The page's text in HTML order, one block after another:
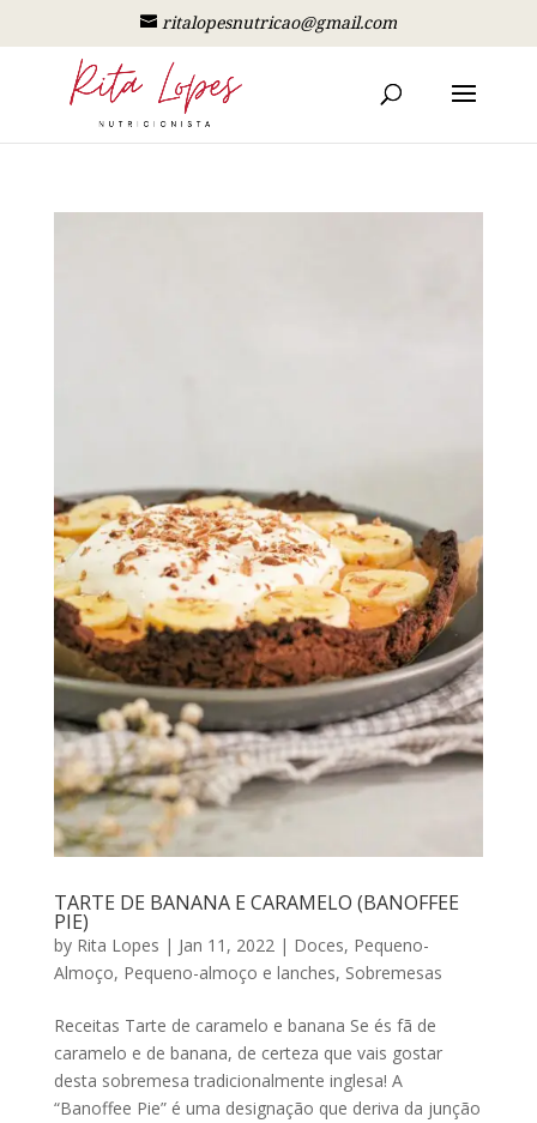
ritalopesnutricao@gmail.com
TARTE DE BANANA E CARAMELO (BANOFFEE
PIE)
by Rita Lopes | Jan 11, 2022| Doces, Pequeno-
Almoço, Pequeno-almoço e lanches, Sobremesas
Receitas Tarte de caramelo e banana Se és fã de
caramelo e de banana, de certeza que vais gostar
desta sobremesa tradicionalmente inglesa! A
“Banoffee Pie” é uma designação que deriva da junção